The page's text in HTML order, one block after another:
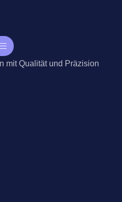
mit Qualität und Präzision